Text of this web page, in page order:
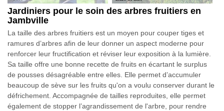
Jardiniers pour le soin des arbres fruitiers en
Jambville
La taille des arbres fruitiers est un moyen pour couper tiges et
ramures d’arbres afin de leur donner un aspect moderne pour
renforcer leur fructification et réviser leur exposition à la lumière.
Sa taille offre une bonne recette de fruits en écartant le surplus
de pousses désagréable entre elles. Elle permet d’accumuler
beaucoup de sève sur les fruits qu'on a voulu conserver durant le
défrichement. Accompagnée de tailles reproduites, elle permet
également de stopper l’agrandissement de l'arbre, pour rendre